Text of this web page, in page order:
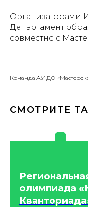
Организаторами
Департамент
совместно с
Команда АУ ДО
СМОТРИТЕ
олимпиада